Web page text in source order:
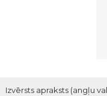
Izvērsts apraksts (angļu